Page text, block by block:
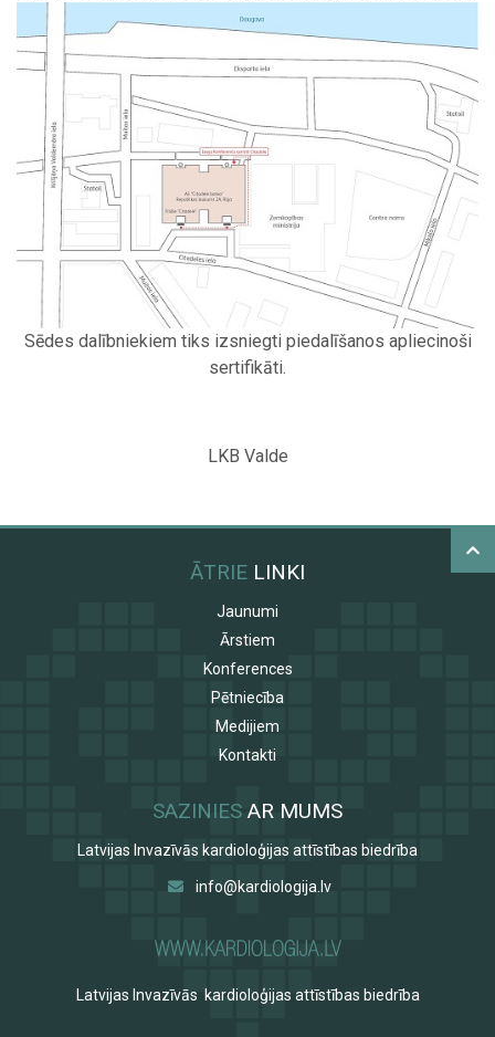
Sēdes dalībniekiem tiks izsniegti piedalīšanos apliecinoši
sertifikāti.
LKB Valde
ĀTRIE LINKI
Jaunumi
Ārstiem
Konferences
Pētniecība
Medijiem
Kontakti
SAZINIES AR MUMS
Latvijas Invazīvās kardioloģijas attīstības biedrība
info@kardiologija.lv
Latvijas Invazīvās kardioloģijas attīstības biedrība